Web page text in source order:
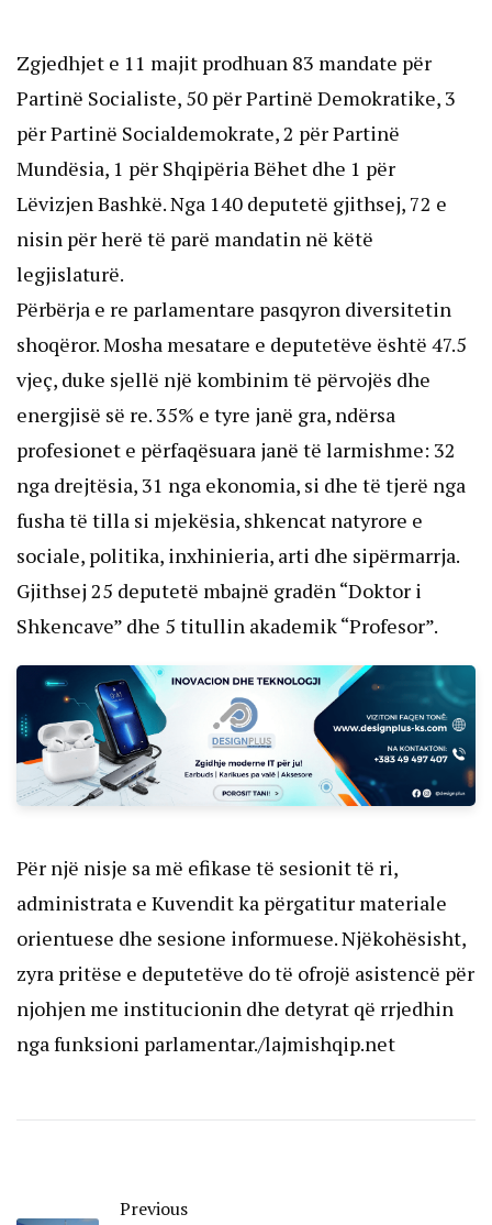
Zgjedhjet e 11 majit prodhuan 83 mandate për
Partinë Socialiste, 50 për Partinë Demokratike, 3
për Partinë Socialdemokrate, 2 për Partinë
Mundësia, 1 për Shqipëria Bëhet dhe 1 për
Lëvizjen Bashkë. Nga 140 deputetë gjithsej, 72 e
nisin për herë të parë mandatin në këtë
legjislaturë.
Përbërja e re parlamentare pasqyron diversitetin
shoqëror. Mosha mesatare e deputetëve është 47.5
vjeç, duke sjellë një kombinim të përvojës dhe
energjisë së re. 35% e tyre janë gra, ndërsa
profesionet e përfaqësuara janë të larmishme: 32
nga drejtësia, 31 nga ekonomia, si dhe të tjerë nga
fusha të tilla si mjekësia, shkencat natyrore e
sociale, politika, inxhinieria, arti dhe sipërmarrja.
Gjithsej 25 deputetë mbajnë gradën “Doktor i
Shkencave” dhe 5 titullin akademik “Profesor”.
Për një nisje sa më efikase të sesionit të ri,
administrata e Kuvendit ka përgatitur materiale
orientuese dhe sesione informuese. Njëkohësisht,
zyra pritëse e deputetëve do të ofrojë asistencë për
njohjen me institucionin dhe detyrat që rrjedhin
nga funksioni parlamentar./lajmishqip.net
Previous